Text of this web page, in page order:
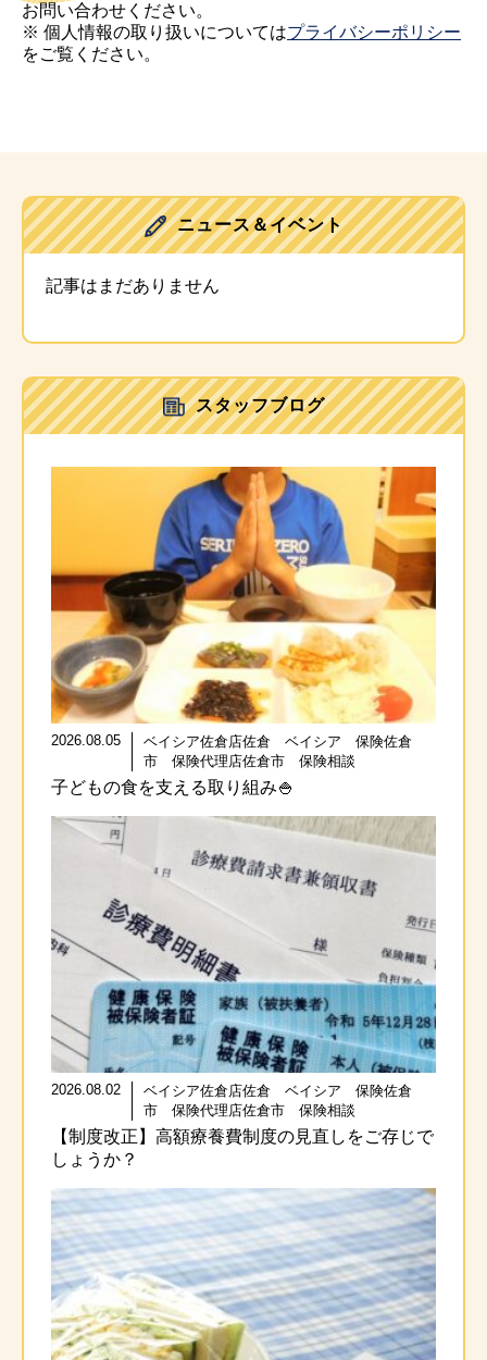
お問い合わせください。
※ 個人情報の取り扱いについてはプライバシーポリシー
をご覧ください。
ニュース＆イベント
記事はまだありません
スタッフブログ
2026.08.05
ベイシア佐倉店佐倉 ベイシア 保険佐倉
市 保険代理店佐倉市 保険相談
子どもの食を支える取り組み🍚
2026.08.02
ベイシア佐倉店佐倉 ベイシア 保険佐倉
市 保険代理店佐倉市 保険相談
【制度改正】高額療養費制度の見直しをご存じで
しょうか？